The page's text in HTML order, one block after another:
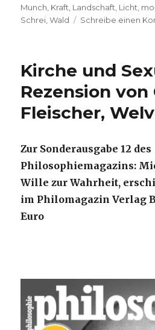
Munch Kraft Landschaft Licht
Schrei ,Wald Schreibe einen
Kirche und
Rezension
Fleischer,
Zur Sonderausgabe 12 des
Philosophiemagazins:
Wille zur Wahrheit,
im Philomagazin Verlag
Euro